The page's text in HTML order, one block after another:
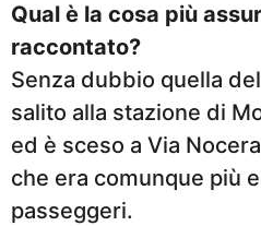
Qual è la cosa più
raccontato?
Senza dubbio quella
salito alla stazione di
ed è sceso a Via
che era comunque più
passeggeri.